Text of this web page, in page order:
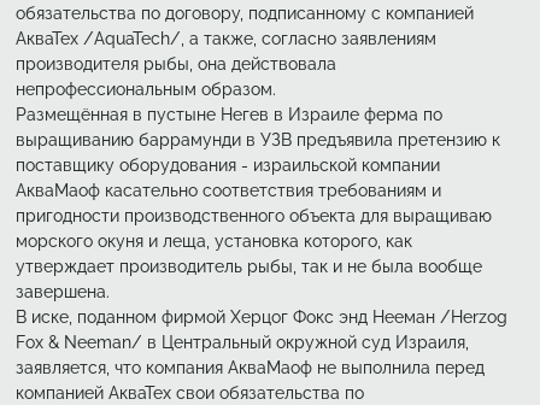
обязательства по договору, подписанному с компанией
АкваТех /AquaTech/, а также, согласно заявлениям
производителя рыбы, она действовала
непрофессиональным образом.
Размещённая в пустыне Негев в Израиле ферма по
выращиванию баррамунди в УЗВ предъявила претензию к
поставщику оборудования - израильской компании
АкваМаоф касательно соответствия требованиям и
пригодности производственного объекта для выращиваю
морского окуня и леща, установка которого, как
утверждает производитель рыбы, так и не была вообще
завершена.
В иске, поданном фирмой Херцог Фокс энд Нееман /Herzog
Fox & Neeman/ в Центральный окружной суд Израиля,
заявляется, что компания АкваМаоф не выполнила перед
компанией АкваТех свои обязательства по